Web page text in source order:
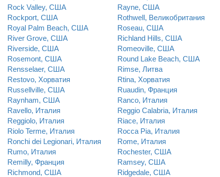
Rock Valley, США
Rayne, США
Rockport, США
Rothwell, Великобритания
Royal Palm Beach, США
Roseau, США
River Grove, США
Richland Hills, США
Riverside, США
Romeoville, США
Rosemont, США
Round Lake Beach, США
Rensselaer, США
Rimse, Литва
Restovo, Хорватия
Rtina, Хорватия
Russellville, США
Ruaudin, Франция
Raynham, США
Ranco, Италия
Ravello, Италия
Reggio Calabria, Италия
Reggiolo, Италия
Riace, Италия
Riolo Terme, Италия
Rocca Pia, Италия
Ronchi dei Legionari, Италия
Rome, Италия
Rumo, Италия
Rochester, США
Remilly, Франция
Ramsey, США
Richmond, США
Ridgedale, США